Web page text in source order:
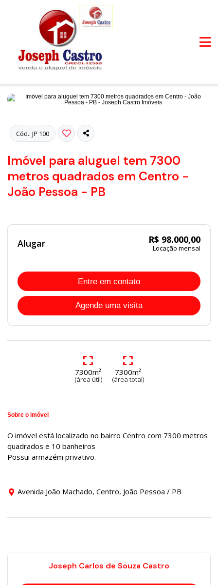
Cód.: JP 100
Imóvel para aluguel tem 7300
metros quadrados em Centro -
João Pessoa - PB
Alugar R$ 98.000,00
Locação mensal
Entre em contato
Agende uma visita
7300m²
(área útil)
7300m²
(área total)
Sobre o imóvel
O imóvel está localizado no bairro Centro com 7300 metros
quadrados e 10 banheiros
Possui armazém privativo.
Avenida João Machado, Centro, João Pessoa / PB
Joseph Carlos de Souza Castro